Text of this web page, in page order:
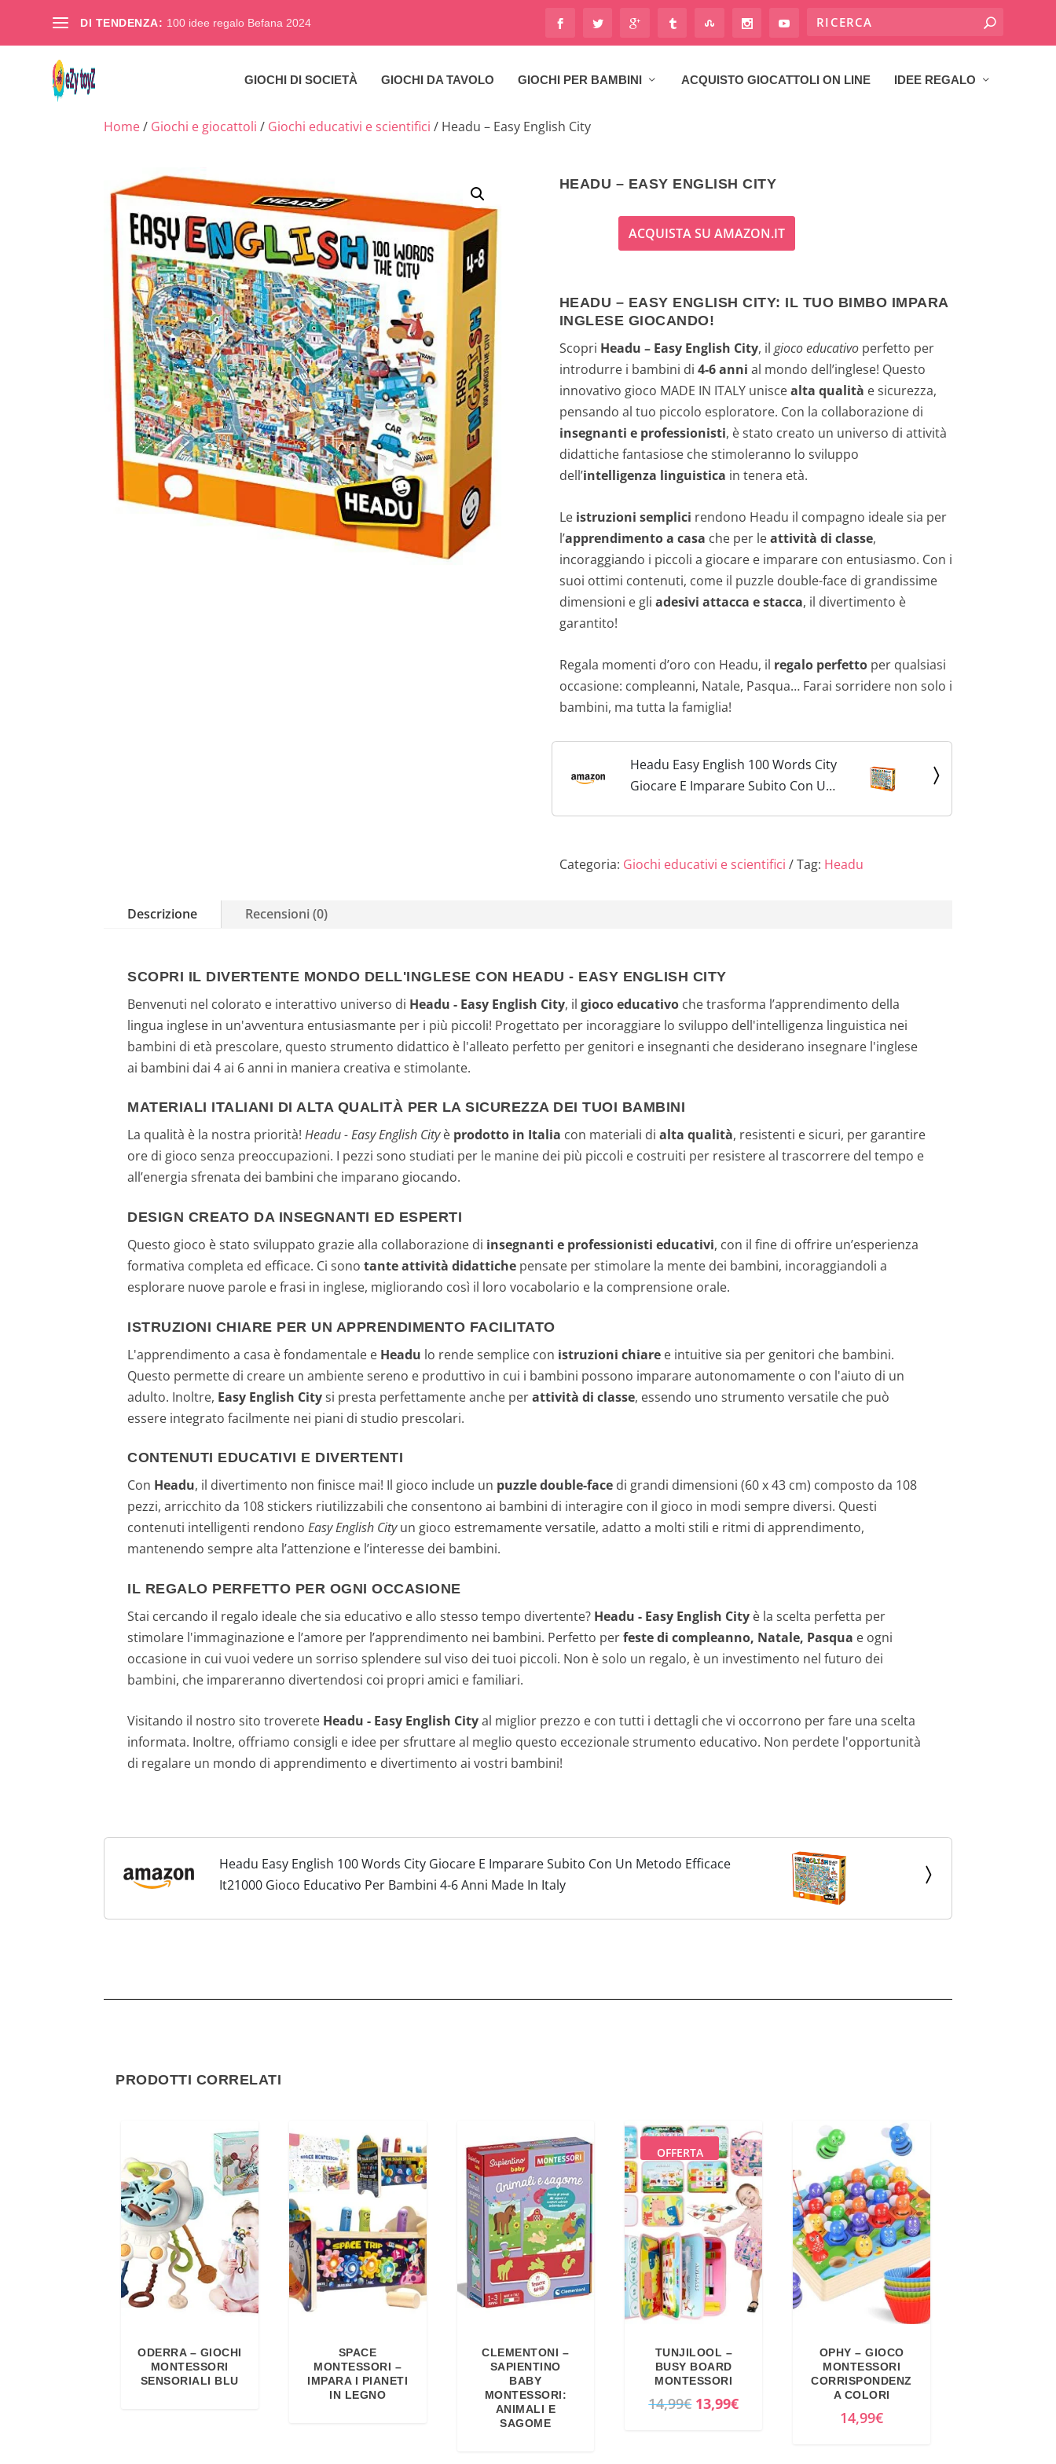
DI TENDENZA: 100 idee regalo Befana 2024
GIOCHI DI SOCIETÀ GIOCHI DA TAVOLO GIOCHI PER BAMBINI ACQUISTO GIOCATTOLI ON LINE IDEE REGALO
Home/ Giochi e giocattoli / Giochi educativi e scientifici / Headu – Easy English City
HEADU – EASY ENGLISH CITY
ACQUISTA SU AMAZON.IT
HEADU – EASY ENGLISH CITY: IL TUO BIMBO IMPARA
INGLESE GIOCANDO!
Scopri Headu – Easy English City, ilgioco educativoperfetto per
introdurre i bambini di 4-6 anni al mondo dell’inglese! Questo
innovativo gioco MADE IN ITALY uniscealta qualità e sicurezza,
pensando al tuo piccolo esploratore. Con la collaborazione di
insegnanti e professionisti, è stato creato un universo di attività
didattiche fantasiose che stimoleranno lo sviluppo
dell’intelligenza linguistica in tenera età.
Le istruzioni semplici rendono Headu il compagno ideale sia per
l’apprendimento a casa che per leattività di classe,
incoraggiando i piccoli a giocare e imparare con entusiasmo. Con i
suoi ottimi contenuti, come il puzzle double-face di grandissime
dimensioni e gli adesivi attacca e stacca, il divertimento è
garantito!
Regala momenti d’oro con Headu, il regalo perfettoper qualsiasi
occasione: compleanni, Natale, Pasqua… Farai sorridere non solo i
bambini, ma tutta la famiglia!
Headu Easy English 100 Words City
Giocare E Imparare Subito Con Un
Categoria: Giochi educativi e scientifici Tag: Headu
Descrizione Recensioni (0)
SCOPRI IL DIVERTENTE MONDO DELL'INGLESE CON HEADU - EASY ENGLISH CITY
Benvenuti nel colorato e interattivo universo di Headu - Easy English City, il gioco educativo che trasforma l’apprendimento della
lingua inglese in un'avventura entusiasmante per i più piccoli! Progettato per incoraggiare lo sviluppo dell'intelligenza linguistica nei
bambini di età prescolare, questo strumento didattico è l'alleato perfetto per genitori e insegnanti che desiderano insegnare l'inglese
ai bambini dai 4 ai 6 anni in maniera creativa e stimolante.
MATERIALI ITALIANI DI ALTA QUALITÀ PER LA SICUREZZA DEI TUOI BAMBINI
La qualità è la nostra priorità! Headu - Easy English Cityè prodotto in Italia con materiali di alta qualità, resistenti e sicuri, per garantire
ore di gioco senza preoccupazioni. I pezzi sono studiati per le manine dei più piccoli e costruiti per resistere al trascorrere del tempo e
all’energia sfrenata dei bambini che imparano giocando.
DESIGN CREATO DA INSEGNANTI ED ESPERTI
Questo gioco è stato sviluppato grazie alla collaborazione di insegnanti e professionisti educativi, con il fine di offrire un’esperienza
formativa completa ed efficace. Ci sono tante attività didattiche pensate per stimolare la mente dei bambini, incoraggiandoli a
esplorare nuove parole e frasi in inglese, migliorando così il loro vocabolario e la comprensione orale.
ISTRUZIONI CHIARE PER UN APPRENDIMENTO FACILITATO
L'apprendimento a casa è fondamentale e Headu lo rende semplice con istruzioni chiare e intuitive sia per genitori che bambini.
Questo permette di creare un ambiente sereno e produttivo in cui i bambini possono imparare autonomamente o con l'aiuto di un
adulto. Inoltre, Easy English Citysi presta perfettamente anche perattività di classe, essendo uno strumento versatile che può
essere integrato facilmente nei piani di studio prescolari.
CONTENUTI EDUCATIVI E DIVERTENTI
Con Headu, il divertimento non finisce mai! Il gioco include un puzzle double-face di grandi dimensioni (60 x 43 cm) composto da 108
pezzi, arricchito da 108 stickers riutilizzabili che consentono ai bambini di interagire con il gioco in modi sempre diversi. Questi
contenuti intelligenti rendono Easy English Cityun gioco estremamente versatile, adatto a molti stili e ritmi di apprendimento,
mantenendo sempre alta l’attenzione e l’interesse dei bambini.
IL REGALO PERFETTO PER OGNI OCCASIONE
Stai cercando il regalo ideale che sia educativo e allo stesso tempo divertente? Headu - Easy English City è la scelta perfetta per
stimolare l'immaginazione e l’amore per l’apprendimento nei bambini. Perfetto perfeste di compleanno, Natale, Pasqua e ogni
occasione in cui vuoi vedere un sorriso splendere sul viso dei tuoi piccoli. Non è solo un regalo, è un investimento nel futuro dei
bambini, che impareranno divertendosi coi propri amici e familiari.
Visitando il nostro sito troverete Headu - Easy English Cityal miglior prezzo e con tutti i dettagli che vi occorrono per fare una scelta
informata. Inoltre, offriamo consigli e idee per sfruttare al meglio questo eccezionale strumento educativo. Non perdete l'opportunità
di regalare un mondo di apprendimento e divertimento ai vostri bambini!
Headu Easy English 100 Words City Giocare E Imparare Subito Con Un Metodo Efficace
It21000 Gioco Educativo Per Bambini 4-6 Anni Made In Italy
PRODOTTI CORRELATI
ODERRA – GIOCHI
MONTESSORI
SENSORIALI BLU
SPACE
MONTESSORI –
IMPARA I PIANETI
IN LEGNO
CLEMENTONI –
SAPIENTINO
BABY
MONTESSORI:
ANIMALI E
SAGOME
OFFERTA
TUNJILOOL –
BUSY BOARD
MONTESSORI
14,99€ I
13,99€I
OPHY – GIOCO
MONTESSORI
CORRISPONDENZ
A COLORI
14,99€